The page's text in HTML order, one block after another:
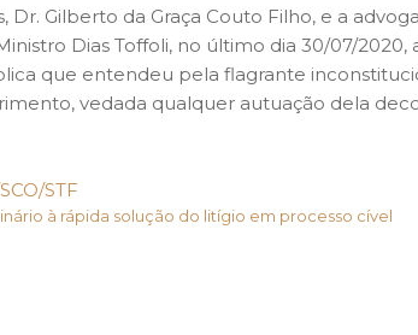
Dr. Gilberto da Graça Couto Filho, e a
Dias Toffoli, no último dia 30/07/
que entendeu pela flagrante
vedada qualquer autuação dela
STF
à rápida solução do litígio em processo cível